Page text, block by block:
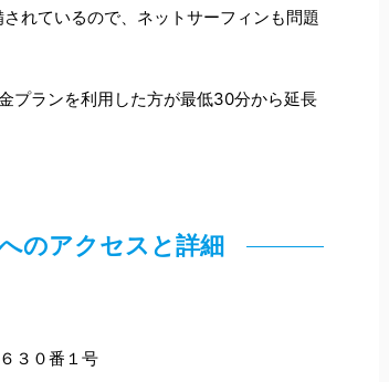
れているので、ネットサーフィンも問題
プランを利用した方が最低30分から延長
のアクセスと詳細
３０番１号